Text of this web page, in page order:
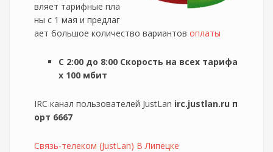
вляет тарифные пла
ны с 1 мая и предлаг
ает большое количество вариантов оплаты
C 2:00 до 8:00 Cкорость на всех тарифа
х 100 мбит
IRC канал пользователей JustLan irc.justlan.ru п
орт 6667
Связь-телеком (JustLan) В Липецке